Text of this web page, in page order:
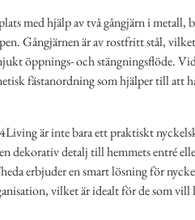
med hjälp av två gångjärn i metall,
Gångjärnen är av rostfritt stål,
öppnings- och stängningsflöde.
fästanordning som hjälper till att
är inte bara ett praktiskt
dekorativ detalj till hemmets entré
erbjuder en smart lösning för
vilket är idealt för de som vill